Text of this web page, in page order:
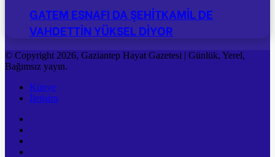
GATEM ESNAFI DA ŞEHİTKAMİL DE
VAHDETTİN YÜKSEL DİYOR
© Copyright 2026, Gaziantep Hayat Gazetesi | Günlük, Yerel,
Bağımsız yayın.
Künye
İletişim